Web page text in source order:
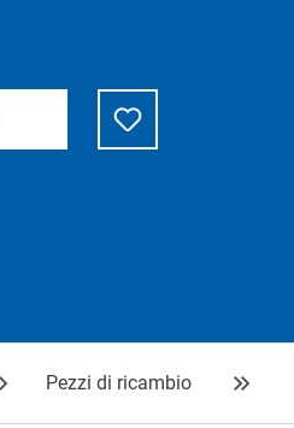
Pezzi di ricambio